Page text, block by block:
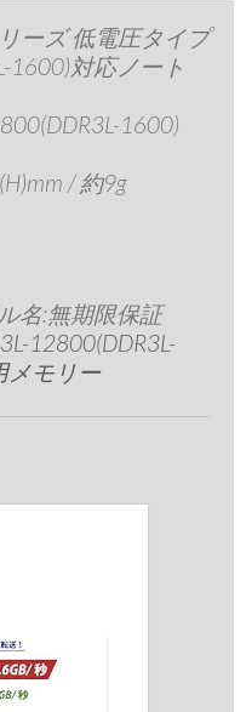
ーズ 低電圧タイプ
1600)対応ノート
1600)
/ 約9g
名:無期限保証
12800(DDR3L-
メモリー